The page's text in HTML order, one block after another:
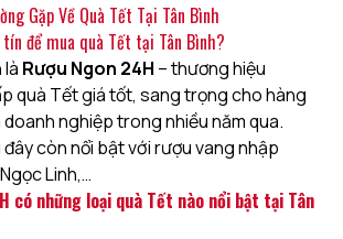
Gặp Về Quà Tết Tại Tân Bình
để mua quà Tết tại Tân Bình?
là Rượu Ngon 24H – thương hiệu
quà Tết giá tốt, sang trọng cho hàng
nghiệp trong nhiều năm qua.
còn nổi bật với rượu vang nhập
Linh,…
có những loại quà Tết nào nổi bật tại Tân